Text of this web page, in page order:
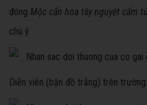
đóng Mộc cẩn hoa tây nguyệt cẩm tú
chú ý.
Diễn viên (bận đồ trắng) trên trường